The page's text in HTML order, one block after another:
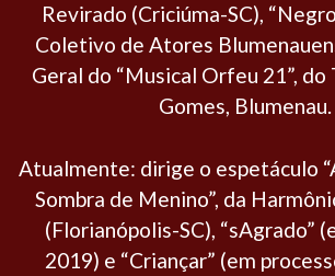
Revirado (Criciúma-SC),
Coletivo de Atores
Geral do “Musical Orfeu 21”,
Gomes, Blumenau.
Atualmente: dirige o espetáculo
Sombra de Menino”, da
(Florianópolis-SC), “sAgrado”
2019) e “Criançar” (em